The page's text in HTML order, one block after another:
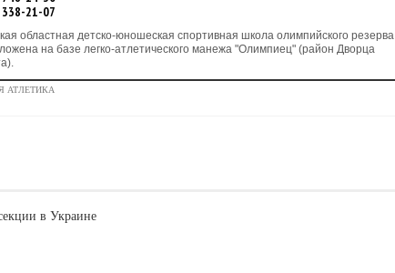
338-21-07
областная детско-юношеская спортивная школа олимпийского резерва
на базе легко-атлетического манежа "Олимпиец" (район Дворца
АТЛЕТИКА
в Украине